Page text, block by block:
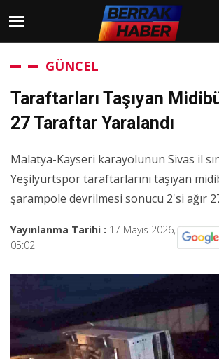
GÜNCEL
Taraftarları Taşıyan
27 Taraftar Yaralandı
Malatya-Kayseri karayolunun Sivas il
Yeşilyurtspor taraftarlarını taşıyan
şarampole devrilmesi sonucu 2'si ağır
Yayınlanma Tarihi : 17 Mayıs 2026,
05:02